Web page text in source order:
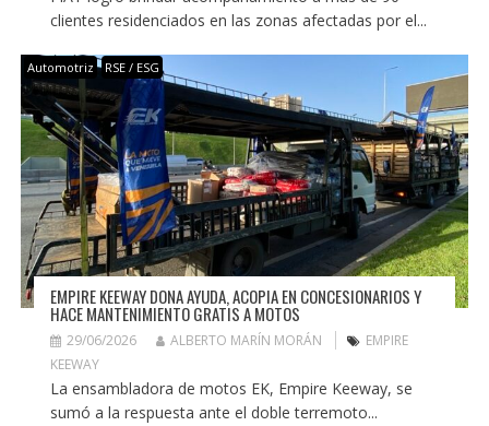
clientes residenciados en las zonas afectadas por el...
Automotriz RSE / ESG
EMPIRE KEEWAY DONA AYUDA, ACOPIA EN CONCESIONARIOS Y
HACE MANTENIMIENTO GRATIS A MOTOS
29/06/2026 ALBERTO MARÍN MORÁN
EMPIRE
KEEWAY
La ensambladora de motos EK, Empire Keeway, se
sumó a la respuesta ante el doble terremoto...